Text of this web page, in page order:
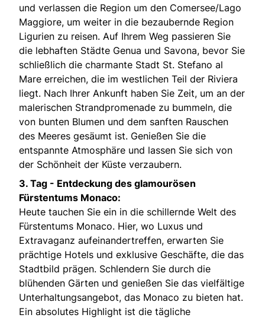
und verlassen die Region um den Comersee/Lago
Maggiore, um weiter in die bezaubernde Region
Ligurien zu reisen. Auf Ihrem Weg passieren Sie
die lebhaften Städte Genua und Savona, bevor Sie
schließlich die charmante Stadt St. Stefano al
Mare erreichen, die im westlichen Teil der Riviera
liegt. Nach Ihrer Ankunft haben Sie Zeit, um an der
malerischen Strandpromenade zu bummeln, die
von bunten Blumen und dem sanften Rauschen
des Meeres gesäumt ist. Genießen Sie die
entspannte Atmosphäre und lassen Sie sich von
der Schönheit der Küste verzaubern.
3. Tag - Entdeckung des glamourösen
Fürstentums Monaco:
Heute tauchen Sie ein in die schillernde Welt des
Fürstentums Monaco. Hier, wo Luxus und
Extravaganz aufeinandertreffen, erwarten Sie
prächtige Hotels und exklusive Geschäfte, die das
Stadtbild prägen. Schlendern Sie durch die
blühenden Gärten und genießen Sie das vielfältige
Unterhaltungsangebot, das Monaco zu bieten hat.
Ein absolutes Highlight ist die tägliche